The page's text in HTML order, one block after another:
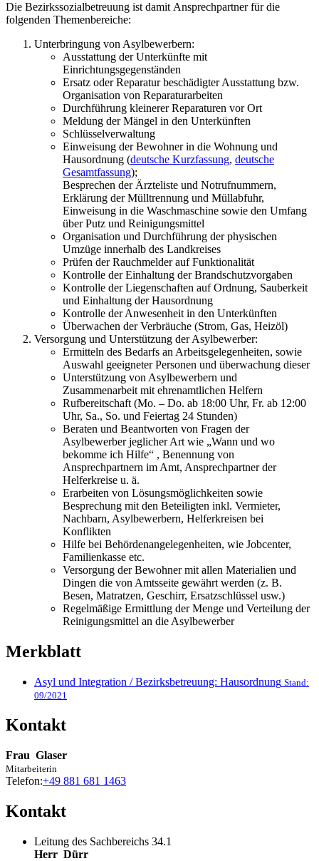
Die Bezirkssozialbetreuung ist damit Ansprechpartner für die
folgenden Themenbereiche:
Unterbringung von Asylbewerbern:
Ausstattung der Unterkünfte mit
Einrichtungsgegenständen
Ersatz oder Reparatur beschädigter Ausstattung bzw.
Organisation von Reparaturarbeiten
Durchführung kleinerer Reparaturen vor Ort
Meldung der Mängel in den Unterkünften
Schlüsselverwaltung
Einweisung der Bewohner in die Wohnung und
Hausordnung (deutsche Kurzfassung, deutsche
Gesamtfassung);
Besprechen der Ärzteliste und Notrufnummern,
Erklärung der Mülltrennung und Müllabfuhr,
Einweisung in die Waschmaschine sowie den Umfang
über Putz und Reinigungsmittel
Organisation und Durchführung der physischen
Umzüge innerhalb des Landkreises
Prüfen der Rauchmelder auf Funktionalität
Kontrolle der Einhaltung der Brandschutzvorgaben
Kontrolle der Liegenschaften auf Ordnung, Sauberkeit
und Einhaltung der Hausordnung
Kontrolle der Anwesenheit in den Unterkünften
Überwachen der Verbräuche (Strom, Gas, Heizöl)
Versorgung und Unterstützung der Asylbewerber:
Ermitteln des Bedarfs an Arbeitsgelegenheiten, sowie
Auswahl geeigneter Personen und überwachung dieser
Unterstützung von Asylbewerbern und
Zusammenarbeit mit ehrenamtlichen Helfern
Rufbereitschaft (Mo. – Do. ab 18:00 Uhr, Fr. ab 12:00
Uhr, Sa., So. und Feiertag 24 Stunden)
Beraten und Beantworten von Fragen der
Asylbewerber jeglicher Art wie „Wann und wo
bekomme ich Hilfe“ , Benennung von
Ansprechpartnern im Amt, Ansprechpartner der
Helferkreise u. ä.
Erarbeiten von Lösungsmöglichkeiten sowie
Besprechung mit den Beteiligten inkl. Vermieter,
Nachbarn, Asylbewerbern, Helferkreisen bei
Konflikten
Hilfe bei Behördenangelegenheiten, wie Jobcenter,
Familienkasse etc.
Versorgung der Bewohner mit allen Materialien und
Dingen die von Amtsseite gewährt werden (z. B.
Besen, Matratzen, Geschirr, Ersatzschlüssel usw.)
Regelmäßige Ermittlung der Menge und Verteilung der
Reinigungsmittel an die Asylbewerber
Merkblatt
Asyl und Integration / Bezirksbetreuung: Hausordnung Stand:
09/2021
Kontakt
Frau Glaser
Mitarbeiterin
Telefon:+49 881 681 1463
Kontakt
Leitung des Sachbereichs 34.1
Herr Dürr